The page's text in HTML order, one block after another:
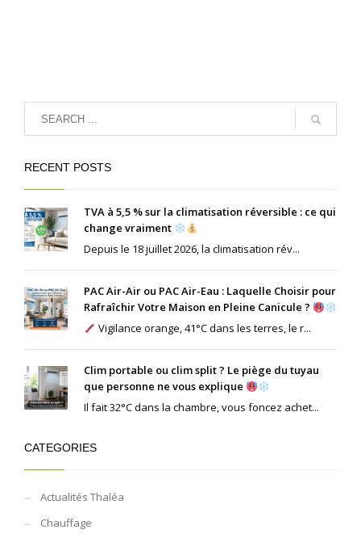
RECENT POSTS
TVA à 5,5 % sur la climatisation réversible : ce qui
change vraiment
Depuis le 18 juillet 2026, la climatisation rév...
PAC Air-Air ou PAC Air-Eau : Laquelle Choisir pour
Rafraîchir Votre Maison en Pleine Canicule ?
Vigilance orange, 41°C dans les terres, le r...
Clim portable ou clim split ? Le piège du tuyau
que personne ne vous explique
Il fait 32°C dans la chambre, vous foncez achet...
CATEGORIES
Actualités Thaléa
Chauffage